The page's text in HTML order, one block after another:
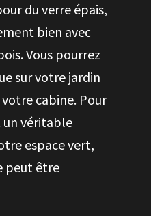
du verre épais,
bien avec
Vous pourrez
sur votre jardin
cabine. Pour
un véritable
espace vert,
peut être